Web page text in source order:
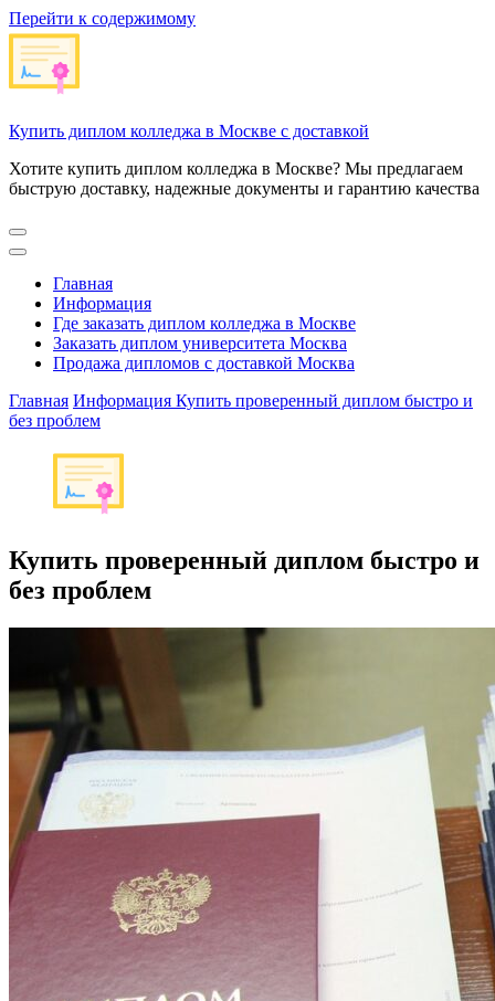
Перейти к содержимому
Купить диплом колледжа в Москве с доставкой
Хотите купить диплом колледжа в Москве? Мы предлагаем
быструю доставку, надежные документы и гарантию качества
Главная
Информация
Где заказать диплом колледжа в Москве
Заказать диплом университета Москва
Продажа дипломов с доставкой Москва
Главная Информация Купить проверенный диплом быстро и
без проблем
Купить проверенный диплом быстро и
без проблем